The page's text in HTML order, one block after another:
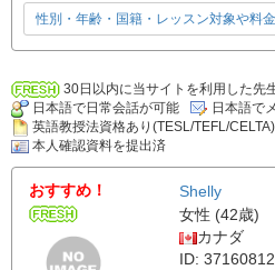
性別・年齢・国籍・レッスン対象や料
30日以内に当サイトを利用した先
日本語で日常会話が可能
日本語で
英語教授法資格あり(TESL/TEFL/CELTA)
本人確認資料を提出済
おすすめ！
Shelly
女性 (42歳)
カナダ
ID: 37160812